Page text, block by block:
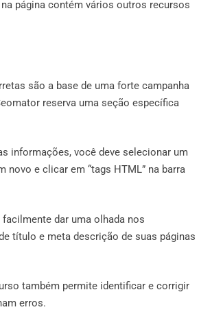
na página contém vários outros recursos
são a base de uma forte campanha
reserva uma seção específica
informações, você deve selecionar um
novo e clicar em “tags HTML” na barra
dar uma olhada nos
título e meta descrição de suas páginas
também permite identificar e corrigir
erros.